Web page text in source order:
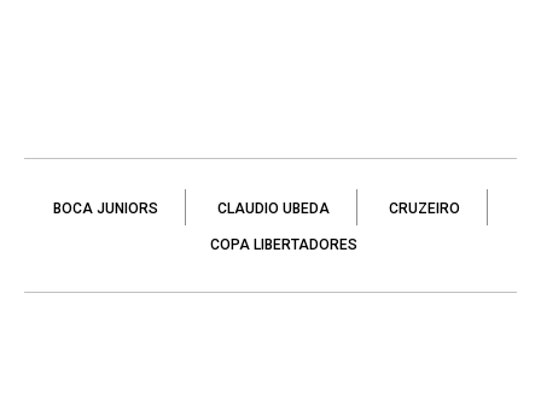
BOCA JUNIORS CLAUDIO UBEDA CRUZEIRO
COPA LIBERTADORES